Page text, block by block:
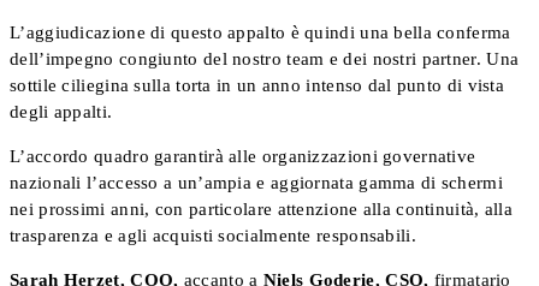
L’aggiudicazione di questo appalto è quindi una bella conferma
dell’impegno congiunto del nostro team e dei nostri partner. Una
sottile ciliegina sulla torta in un anno intenso dal punto di vista
degli appalti.
L’accordo quadro garantirà alle organizzazioni governative
nazionali l’accesso a un’ampia e aggiornata gamma di schermi
nei prossimi anni, con particolare attenzione alla continuità, alla
trasparenza e agli acquisti socialmente responsabili.
Sarah Herzet, COO, accanto a Niels Goderie, CSO, firmatario